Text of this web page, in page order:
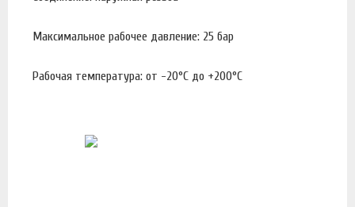
Максимальное рабочее давление: 25 бар
Рабочая температура: от -20°С до +200°С